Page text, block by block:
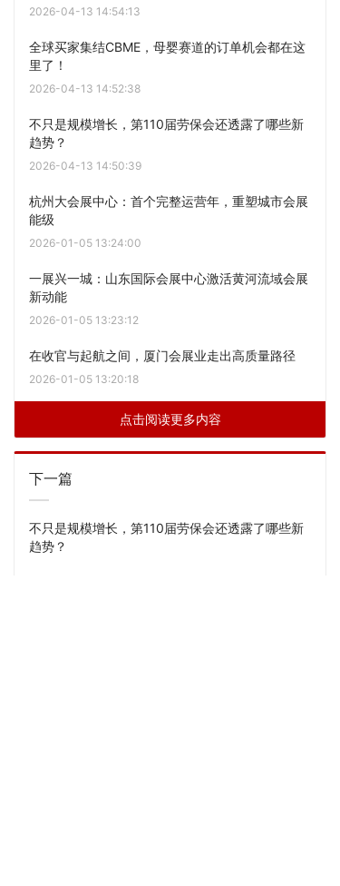
2026-04-13 14:54:13
全球买家集结CBME，母婴赛道的订单机会都在这
里了！
2026-04-13 14:52:38
不只是规模增长，第110届劳保会还透露了哪些新
趋势？
2026-04-13 14:50:39
杭州大会展中心：首个完整运营年，重塑城市会展
能级
2026-01-05 13:24:00
一展兴一城：山东国际会展中心激活黄河流域会展
新动能
2026-01-05 13:23:12
在收官与起航之间，厦门会展业走出高质量路径
2026-01-05 13:20:18
点击阅读更多内容
下一篇
不只是规模增长，第110届劳保会还透露了哪些新
趋势？